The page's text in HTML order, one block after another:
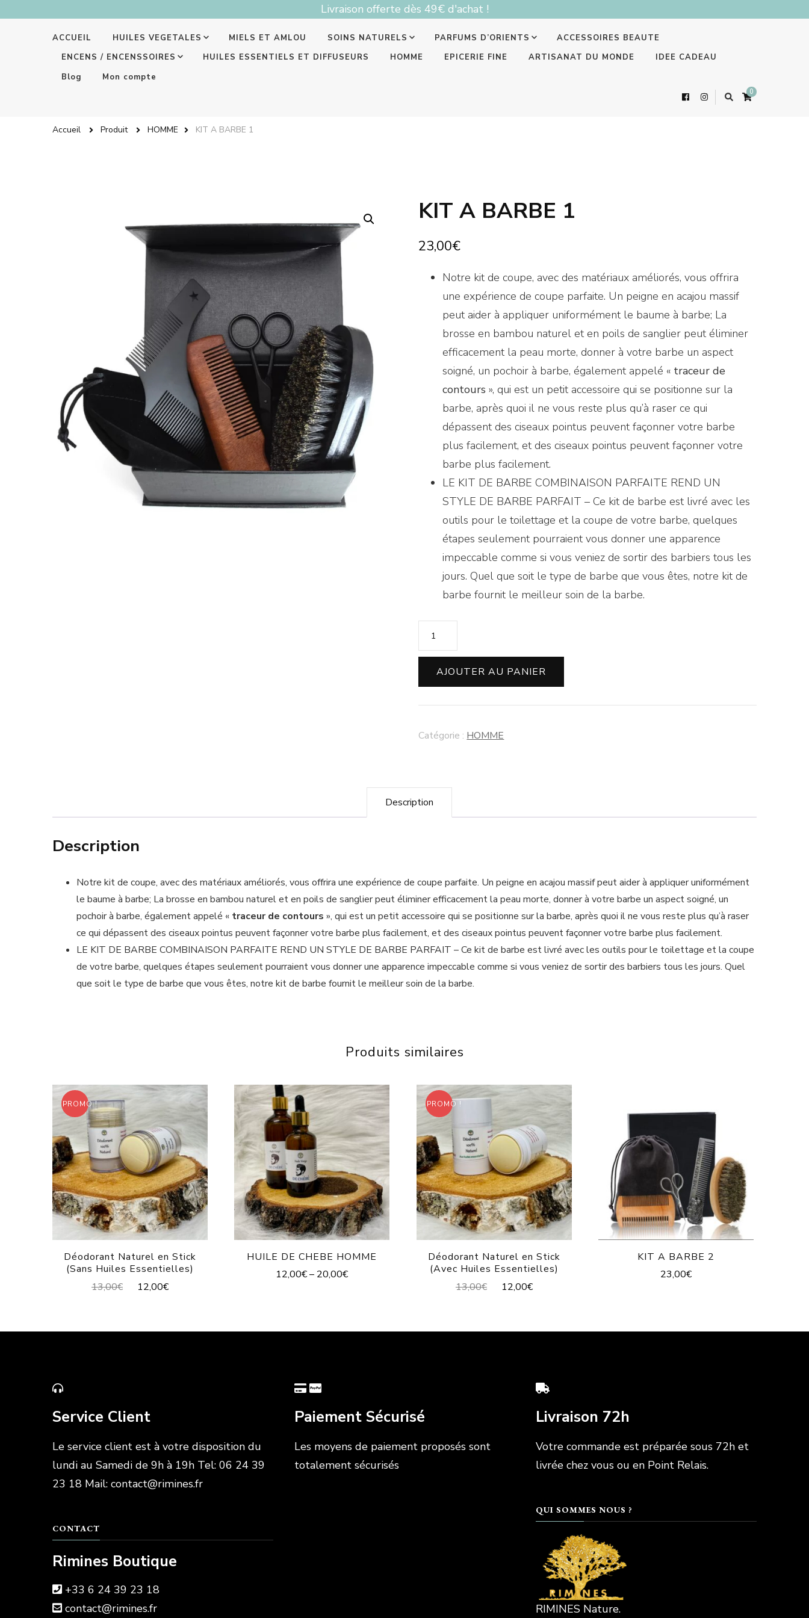
Livraison offerte dès 49€ d'achat !
ACCUEIL HUILES VEGETALES MIELS ET AMLOU SOINS NATURELS PARFUMS D’ORIENTS
ACCESSOIRES BEAUTE
ENCENS / ENCENSSOIRES
HUILES ESSENTIELS ET DIFFUSEURS HOMME EPICERIE FINE ARTISANAT DU MONDE
IDEE CADEAU
Blog
Mon compte
0
Accueil Produit HOMME KIT A BARBE 1
KIT A BARBE 1
23,00€
Notre kit de coupe, avec des matériaux améliorés, vous offrira
une expérience de coupe parfaite. Un peigne en acajou massif
peut aider à appliquer uniformément le baume à barbe; La
brosse en bambou naturel et en poils de sanglier peut éliminer
efficacement la peau morte, donner à votre barbe un aspect
soigné, un pochoir à barbe, également appelé « traceur de
contours », qui est un petit accessoire qui se positionne sur la
barbe, après quoi il ne vous reste plus qu’à raser ce qui
dépassent des ciseaux pointus peuvent façonner votre barbe
plus facilement, et des ciseaux pointus peuvent façonner votre
barbe plus facilement.
LE KIT DE BARBE COMBINAISON PARFAITE REND UN
STYLE DE BARBE PARFAIT – Ce kit de barbe est livré avec les
outils pour le toilettage et la coupe de votre barbe, quelques
étapes seulement pourraient vous donner une apparence
impeccable comme si vous veniez de sortir des barbiers tous les
jours. Quel que soit le type de barbe que vous êtes, notre kit de
barbe fournit le meilleur soin de la barbe.
AJOUTER AU PANIER
Catégorie : HOMME
Description
Description
Notre kit de coupe, avec des matériaux améliorés, vous offrira une expérience de coupe parfaite. Un peigne en acajou massif peut aider à appliquer uniformément
le baume à barbe; La brosse en bambou naturel et en poils de sanglier peut éliminer efficacement la peau morte, donner à votre barbe un aspect soigné, un
pochoir à barbe, également appelé « traceur de contours », qui est un petit accessoire qui se positionne sur la barbe, après quoi il ne vous reste plus qu’à raser
ce qui dépassent des ciseaux pointus peuvent façonner votre barbe plus facilement, et des ciseaux pointus peuvent façonner votre barbe plus facilement.
LE KIT DE BARBE COMBINAISON PARFAITE REND UN STYLE DE BARBE PARFAIT – Ce kit de barbe est livré avec les outils pour le toilettage et la coupe
de votre barbe, quelques étapes seulement pourraient vous donner une apparence impeccable comme si vous veniez de sortir des barbiers tous les jours. Quel
que soit le type de barbe que vous êtes, notre kit de barbe fournit le meilleur soin de la barbe.
Produits similaires
PROMO !
Déodorant Naturel en Stick
(Sans Huiles Essentielles)
13,00€ 12,00€
HUILE DE CHEBE HOMME
12,00€– 20,00€
PROMO !
Déodorant Naturel en Stick
(Avec Huiles Essentielles)
13,00€ 12,00€
KIT A BARBE 2
23,00€
Service Client
Le service client est à votre disposition du
lundi au Samedi de 9h à 19h Tel: 06 24 39
23 18 Mail: contact@rimines.fr
CONTACT
Rimines Boutique
+33 6 24 39 23 18
contact@rimines.fr
Paiement Sécurisé
Les moyens de paiement proposés sont
totalement sécurisés
Livraison 72h
Votre commande est préparée sous 72h et
livrée chez vous ou en Point Relais.
QUI SOMMES NOUS ?
RIMINES Nature.